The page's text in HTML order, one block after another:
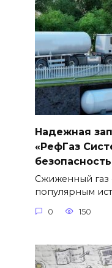
Надежная
«РефГаз
Сжиженный газ
популярным
0 150